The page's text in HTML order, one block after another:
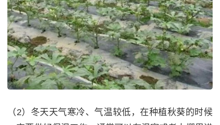
（2）冬天天气寒冷、气温较低，在种植秋葵的时候